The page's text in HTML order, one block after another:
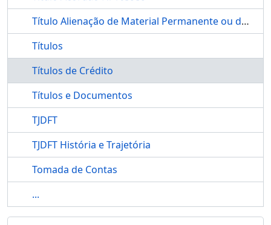
Título Alienação de Material Permanente ou de Consumo
Títulos
Títulos de Crédito
Títulos e Documentos
TJDFT
TJDFT História e Trajetória
Tomada de Contas
...